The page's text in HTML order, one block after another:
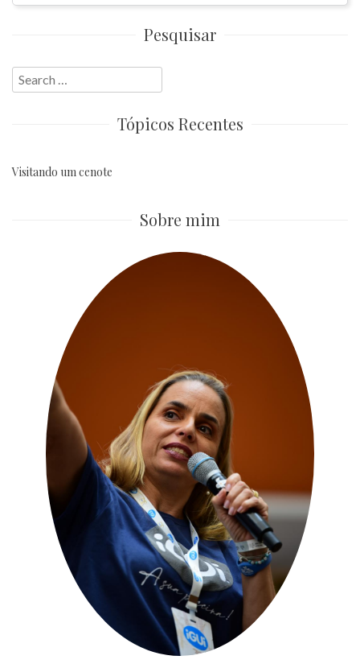
Pesquisar
Search
for:
Tópicos Recentes
Visitando um cenote
Sobre mim